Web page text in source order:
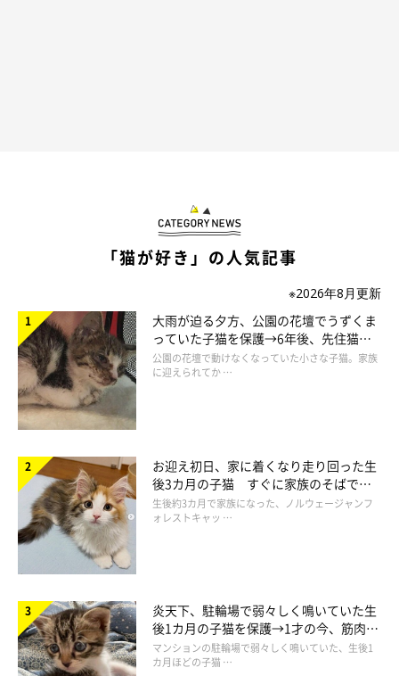
作者プロフィール
仁子(じんこ)
福井県出身のイラストレーター。
色彩、表情にこだわった物語性のあるイラストを得意とし、雑
愛猫である、うずらとかんたろうの日々を描いた著書『ねこ連れ
草 うずらとかんたろう徒然ニャッ記』を出版。
・ブログChromaket（くろまけっと）
「猫が好き」の人気記事
※2026年8月更新
大雨が迫る夕方、公園の花壇でうずくま
っていた子猫を保護→6年後、先住猫
と“姉妹”のような関係に
公園の花壇で動けなくなっていた小さな子猫。家族
に迎えられてか …
お迎え初日、家に着くなり走り回った生
後3カ月の子猫 すぐに家族のそばで落
ち着く姿に「迎えてよかった」
生後約3カ月で家族になった、ノルウェージャンフ
ォレストキャッ …
炎天下、駐輪場で弱々しく鳴いていた生
後1カ月の子猫を保護→1才の今、筋肉質
でツンデレなコに成長
マンションの駐輪場で弱々しく鳴いていた、生後1
カ月ほどの子猫 …